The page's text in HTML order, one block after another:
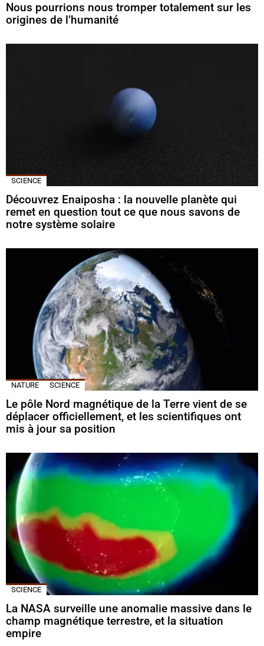
Nous pourrions nous tromper totalement sur les
origines de l’humanité
SCIENCE
Découvrez Enaiposha : la nouvelle planète qui
remet en question tout ce que nous savons de
notre système solaire
NATURE SCIENCE
Le pôle Nord magnétique de la Terre vient de se
déplacer officiellement, et les scientifiques ont
mis à jour sa position
SCIENCE
La NASA surveille une anomalie massive dans le
champ magnétique terrestre, et la situation
empire